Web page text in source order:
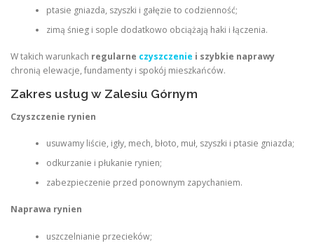
ptasie gniazda, szyszki i gałęzie to codzienność;
zimą śnieg i sople dodatkowo obciążają haki i łączenia.
W takich warunkach regularne czyszczenie i szybkie naprawy
chronią elewacje, fundamenty i spokój mieszkańców.
Zakres usług w Zalesiu Górnym
Czyszczenie rynien
usuwamy liście, igły, mech, błoto, muł, szyszki i ptasie gniazda;
odkurzanie i płukanie rynien;
zabezpieczenie przed ponownym zapychaniem.
Naprawa rynien
uszczelnianie przecieków;